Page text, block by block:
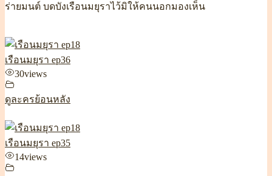
ร่ายมนต์ บดบังเรือนมยุราไว้มิให้คนนอกมองเห็น
เรือนมยุรา ep36
30views
ดูละครย้อนหลัง
เรือนมยุรา ep35
14views